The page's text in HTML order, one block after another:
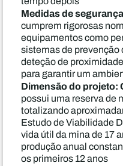
Medidas de
cumprem rigorosas
equipamentos como
sistemas de prevenção
deteção de
para garantir um
Dimensão do projeto:
possui uma reserva de
totalizando
Estudo de Viabilidade
vida útil da mina de 17
produção anual
os primeiros 12 anos